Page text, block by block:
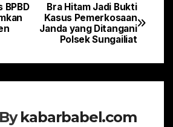
Bra Hitam Jadi Bukti
Kasus Pemerkosaan
Janda yang Ditangani
Polsek Sungailiat
BPBD
Bykabarbabel.com